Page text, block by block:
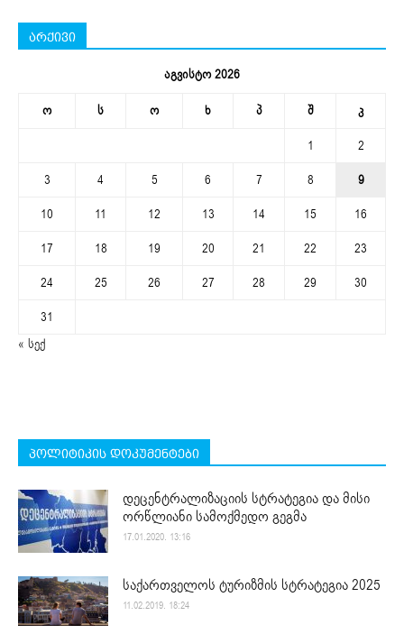
არქივი
აგვისტო 2026
ო ს ო ხ პ შ კ
1
2
3
4 5 6 7 8
9
10
11 12 13 14 15
16
17
18 19 20 21 22
23
24
25 26 27 28 29
30
31
« სექ
პოლიტიკის დოკუმენტები
დეცენტრალიზაციის სტრატეგია და მისი
ორწლიანი სამოქმედო გეგმა
17.01.2020. 13:16
საქართველოს ტურიზმის სტრატეგია 2025
11.02.2019. 18:24